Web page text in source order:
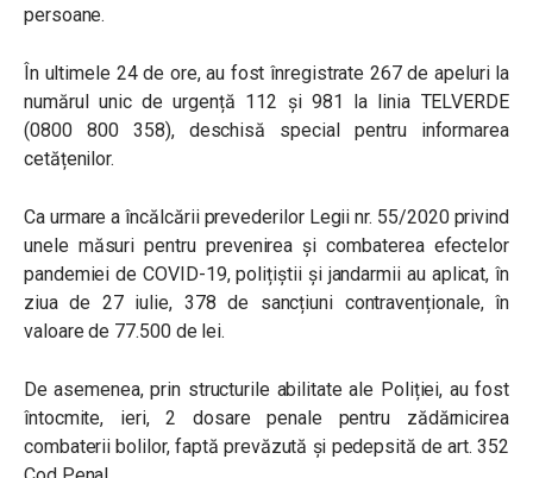
persoane.
În ultimele 24 de ore, au fost înregistrate 267 de apeluri la
numărul unic de urgență 112 și 981 la linia TELVERDE
(0800 800 358), deschisă special pentru informarea
cetățenilor.
Ca urmare a încălcării prevederilor Legii nr. 55/2020 privind
unele măsuri pentru prevenirea și combaterea efectelor
pandemiei de COVID-19, polițiștii și jandarmii au aplicat, în
ziua de 27 iulie, 378 de sancțiuni contravenționale, în
valoare de 77.500 de lei.
De asemenea, prin structurile abilitate ale Poliției, au fost
întocmite, ieri, 2 dosare penale pentru zădărnicirea
combaterii bolilor, faptă prevăzută și pedepsită de art. 352